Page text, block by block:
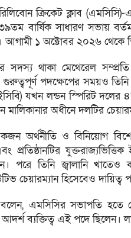
ক্রিকেট ক্লাব
বার্ষিক সাধারণ সভায়
আগামী ১ অক্টোবর ২০২৬ থেকে
থাকা মেথেরেল সম্প্রতি
গুরুত্বপূর্ণ পদক্ষেপের সময়ও
যখন লন্ডন স্পিরিট
মালিকানার অধীনে দলটির
অর্থনীতি ও বিনিয়োগ
যুক্তরাজ্যভিত্তিক
পরে তিনি জ্বালানি খাতেও
চেয়ারম্যান হিসেবেও দায়িত্ব
এমসিসির সভাপতি হতে
ব্যক্তিত্ব এই পদে ছিলেন।